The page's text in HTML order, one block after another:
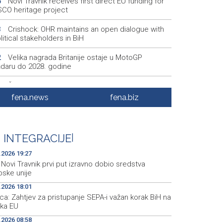
heritage project
Crishock: OHR maintains an open dialogue with
stakeholders in BiH
Velika nagrada Britanije ostaje u MotoGP
do 2028. godine
Španska krajnja ljevica i desnica ujedinjene protiv
kao suorganizatora SP 2030.
Soreca says SEPA application marks important
on BiH's EU path
fena.news fena.biz
INTEGRACIJE|
19:27
Novi Travnik prvi put izravno dobio sredstva
unije
18:01
Zahtjev za pristupanje SEPA-i važan korak BiH na
EU
08:58